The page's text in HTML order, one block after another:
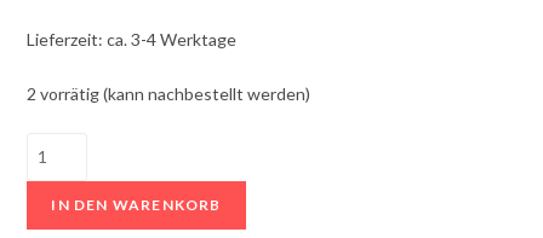
Lieferzeit: ca. 3-4 Werktage
2 vorrätig (kann nachbestellt werden)
in
IN DEN WARENKORB